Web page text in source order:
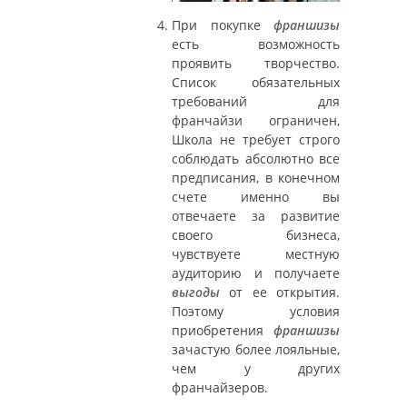
При покупке франшизы
есть возможность
проявить творчество.
Список обязательных
требований для
франчайзи ограничен,
Школа не требует строго
соблюдать абсолютно все
предписания, в конечном
счете именно вы
отвечаете за развитие
своего бизнеса,
чувствуете местную
аудиторию и получаете
выгоды от ее открытия.
Поэтому условия
приобретения франшизы
зачастую более лояльные,
чем у других
франчайзеров.